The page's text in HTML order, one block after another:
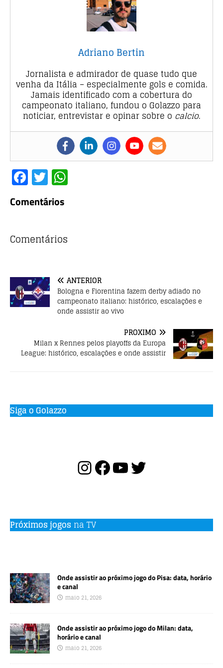
Adriano Bertin
Jornalista e admirador de quase tudo que
venha da Itália – especialmente gols e comida.
Jamais identificado com a cobertura do
campeonato italiano, fundou o Golazzo para
noticiar, entrevistar e opinar sobre o calcio.
F
a
c
b
o
k
T
w
it
r
p
Comentários
Comentários
ANTERIOR
Bologna e Fiorentina fazem derby adiado no
campeonato italiano: histórico, escalações e
onde assistir ao vivo
PRÓXIMO
Milan x Rennes pelos playoffs da Europa
League: histórico, escalações e onde assistir
Siga o Golazzo
Próximos jogos na TV
Onde assistir ao próximo jogo do Pisa: data, horário
e canal
maio 21, 2026
Onde assistir ao próximo jogo do Milan: data,
horário e canal
maio 21, 2026